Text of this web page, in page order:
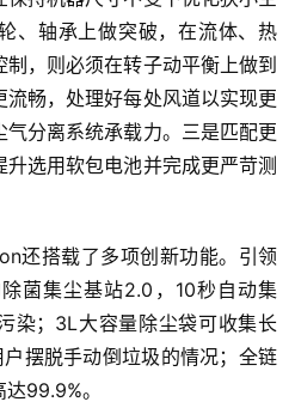
、轴承上做突破，在流体、热
，则必须在转子动平衡上做到
畅，处理好每处风道以实现更
分离系统承载力。三是匹配更
选用软包电池并完成更严苛测
还搭载了多项创新功能。引领
菌集尘基站2.0，10秒自动集
染；3L大容量除尘袋可收集长
摆脱手动倒垃圾的情况；全链
99.9%。